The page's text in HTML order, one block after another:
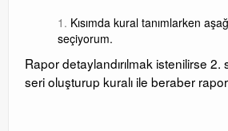
Kısımda kural tanımlarken
seçiyorum.
Rapor detaylandırılmak istenilirse
seri oluşturup kuralı ile beraber